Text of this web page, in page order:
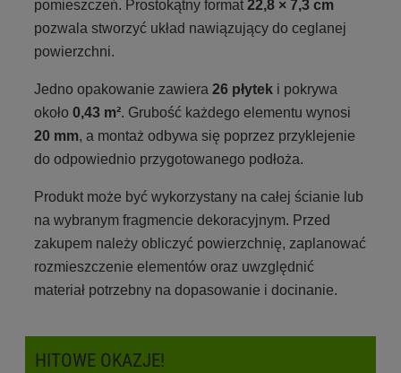
pomieszczeń. Prostokątny format 22,8 × 7,3 cm
pozwala stworzyć układ nawiązujący do ceglanej
powierzchni.
Jedno opakowanie zawiera 26 płytek i pokrywa
około 0,43 m². Grubość każdego elementu wynosi
20 mm, a montaż odbywa się poprzez przyklejenie
do odpowiednio przygotowanego podłoża.
Produkt może być wykorzystany na całej ścianie lub
na wybranym fragmencie dekoracyjnym. Przed
zakupem należy obliczyć powierzchnię, zaplanować
rozmieszczenie elementów oraz uwzględnić
materiał potrzebny na dopasowanie i docinanie.
HITOWE OKAZJE!